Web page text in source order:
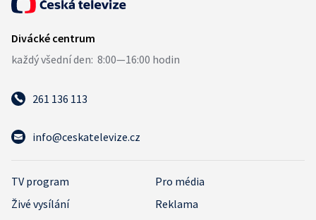
261 136 113
info@ceskatelevize.cz
TV program
Pro média
Živé vysílání
Reklama